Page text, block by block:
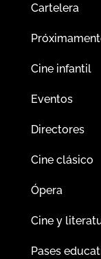
Cartelera
Cine infantil
Eventos
Directores
Cine clásico
Ópera
Cine y
Pases